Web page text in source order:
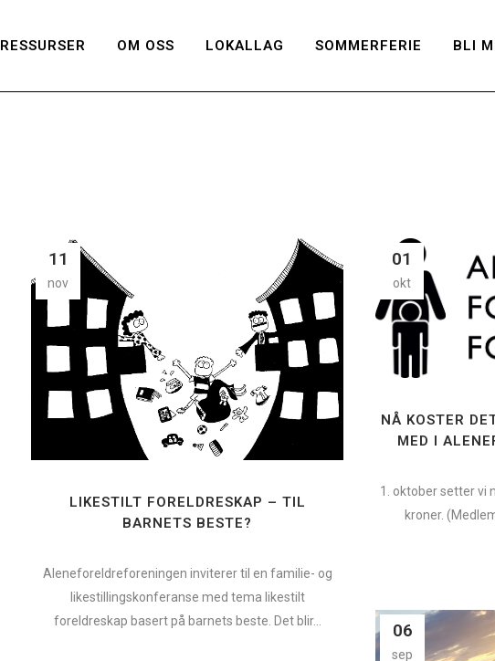
RESSURSER OM OSS LOKALLAG SOMMERFERIE BLI
11
nov
LIKESTILT FORELDRESKAP – TIL
BARNETS BESTE?
Aleneforeldreforeningen inviterer til en familie- og
likestillingskonferanse med tema likestilt
foreldreskap basert på barnets beste. Det blir...
01
okt
NÅ KOSTER
MED I
1. oktober setter vi
kroner.
06
sep